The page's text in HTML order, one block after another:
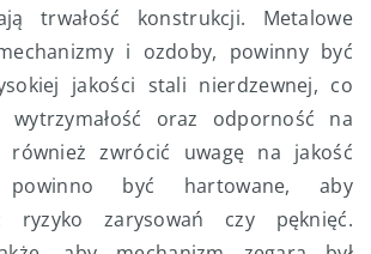
trwałość konstrukcji. Metalowe
i ozdoby, powinny być
jakości stali nierdzewnej, co
wytrzymałość oraz odporność na
również zwrócić uwagę na jakość
być hartowane, aby
ryzyko zarysowań czy pęknięć.